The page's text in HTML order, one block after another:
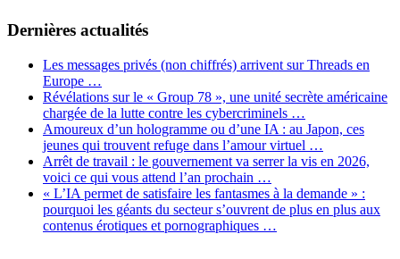
Dernières actualités
Les messages privés (non chiffrés) arrivent sur Threads en
Europe …
Révélations sur le « Group 78 », une unité secrète américaine
chargée de la lutte contre les cybercriminels …
Amoureux d’un hologramme ou d’une IA : au Japon, ces
jeunes qui trouvent refuge dans l’amour virtuel …
Arrêt de travail : le gouvernement va serrer la vis en 2026,
voici ce qui vous attend l’an prochain …
« L’IA permet de satisfaire les fantasmes à la demande » :
pourquoi les géants du secteur s’ouvrent de plus en plus aux
contenus érotiques et pornographiques …